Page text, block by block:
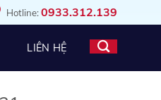
Hotline:0933.312.139
LIÊN HỆ